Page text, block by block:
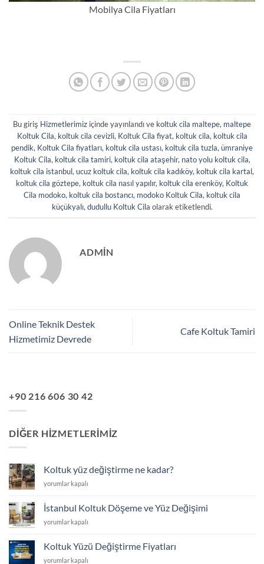
Mobilya Cila Fiyatları
Bu giriş Hizmetlerimiz içinde yayınlandı ve koltuk cila maltepe, maltepe
Koltuk Cila, koltuk cila cevizli, Koltuk Cila fiyat, koltuk cila, koltuk cila
pendik, Koltuk Cila fiyatları, koltuk cila ustası, koltuk cila tuzla, ümraniye
Koltuk Cila, koltuk cila tamiri, koltuk cila ataşehir, nato yolu koltuk cila,
koltuk cila istanbul, ucuz koltuk cila, koltuk cila kadıköy, koltuk cila kartal,
koltuk cila göztepe, koltuk cila nasıl yapılır, koltuk cila erenköy, Koltuk
Cila modoko, koltuk cila bostancı, modoko Koltuk Cila, koltuk cila
küçükyalı, dudullu Koltuk Cila olarak etiketlendi.
ADMIN
Online Teknik Destek
Hizmetimiz Devrede
Cafe Koltuk Tamiri
+90 216 606 30 42
DIĞER HIZMETLERIMIZ
Koltuk yüz değiştirme ne kadar?
Koltuk
değiştirme
ne
kadar?
yorumlar kapalı
İstanbul Koltuk Döşeme ve Yüz Değişimi
İstanbul
ve
Yüz
yorumlar kapalı
Koltuk Yüzü Değiştirme Fiyatları
Koltuk
yorumlar kapalı